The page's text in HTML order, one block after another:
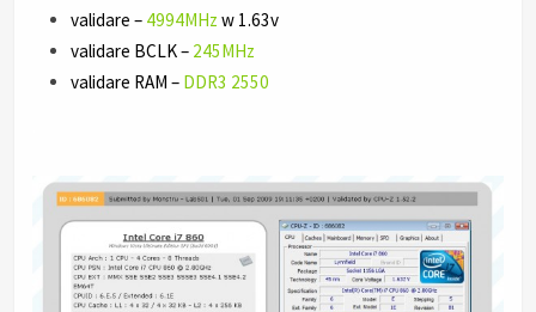
validare – 4994MHz w 1.63v
validare BCLK – 245MHz
validare RAM – DDR3 2550